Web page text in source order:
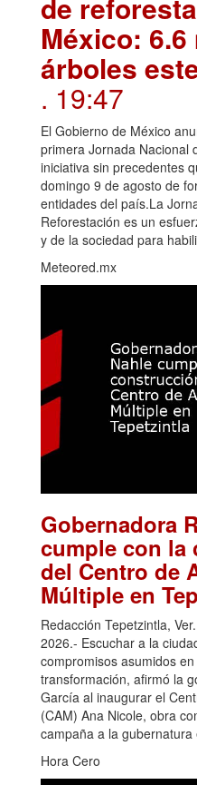
México:
árboles
. 19:47
El Gobierno de México
primera Jornada Nacional
iniciativa sin precedentes
domingo 9 de agosto de
entidades del país.La
Reforestación es un
y de la sociedad para
Meteored.mx
Gobernadora
cumple con la
del Centro de
Múltiple en
Redacción Tepetzintla,
2026.- Escuchar a la
compromisos asumidos
transformación, afirmó la
García al inaugurar el
(CAM) Ana Nicole, obra
campaña a la gubernatura
Hora Cero